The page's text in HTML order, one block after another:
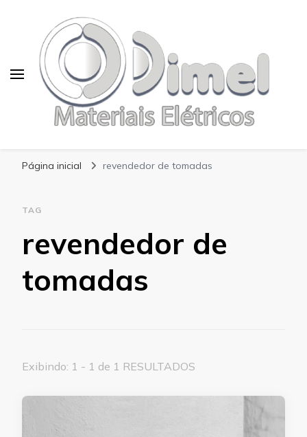
Página inicial revendedor de tomadas
TAG
revendedor de
tomadas
Exibindo: 1 - 1 de 1 RESULTADOS